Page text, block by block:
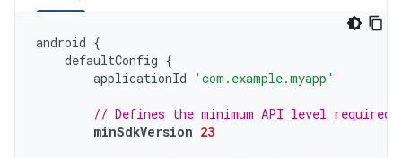
android {
defaultConfig {
applicationId
'com.example.myapp'
// Defines the minimum API level required
minSdkVersion 23